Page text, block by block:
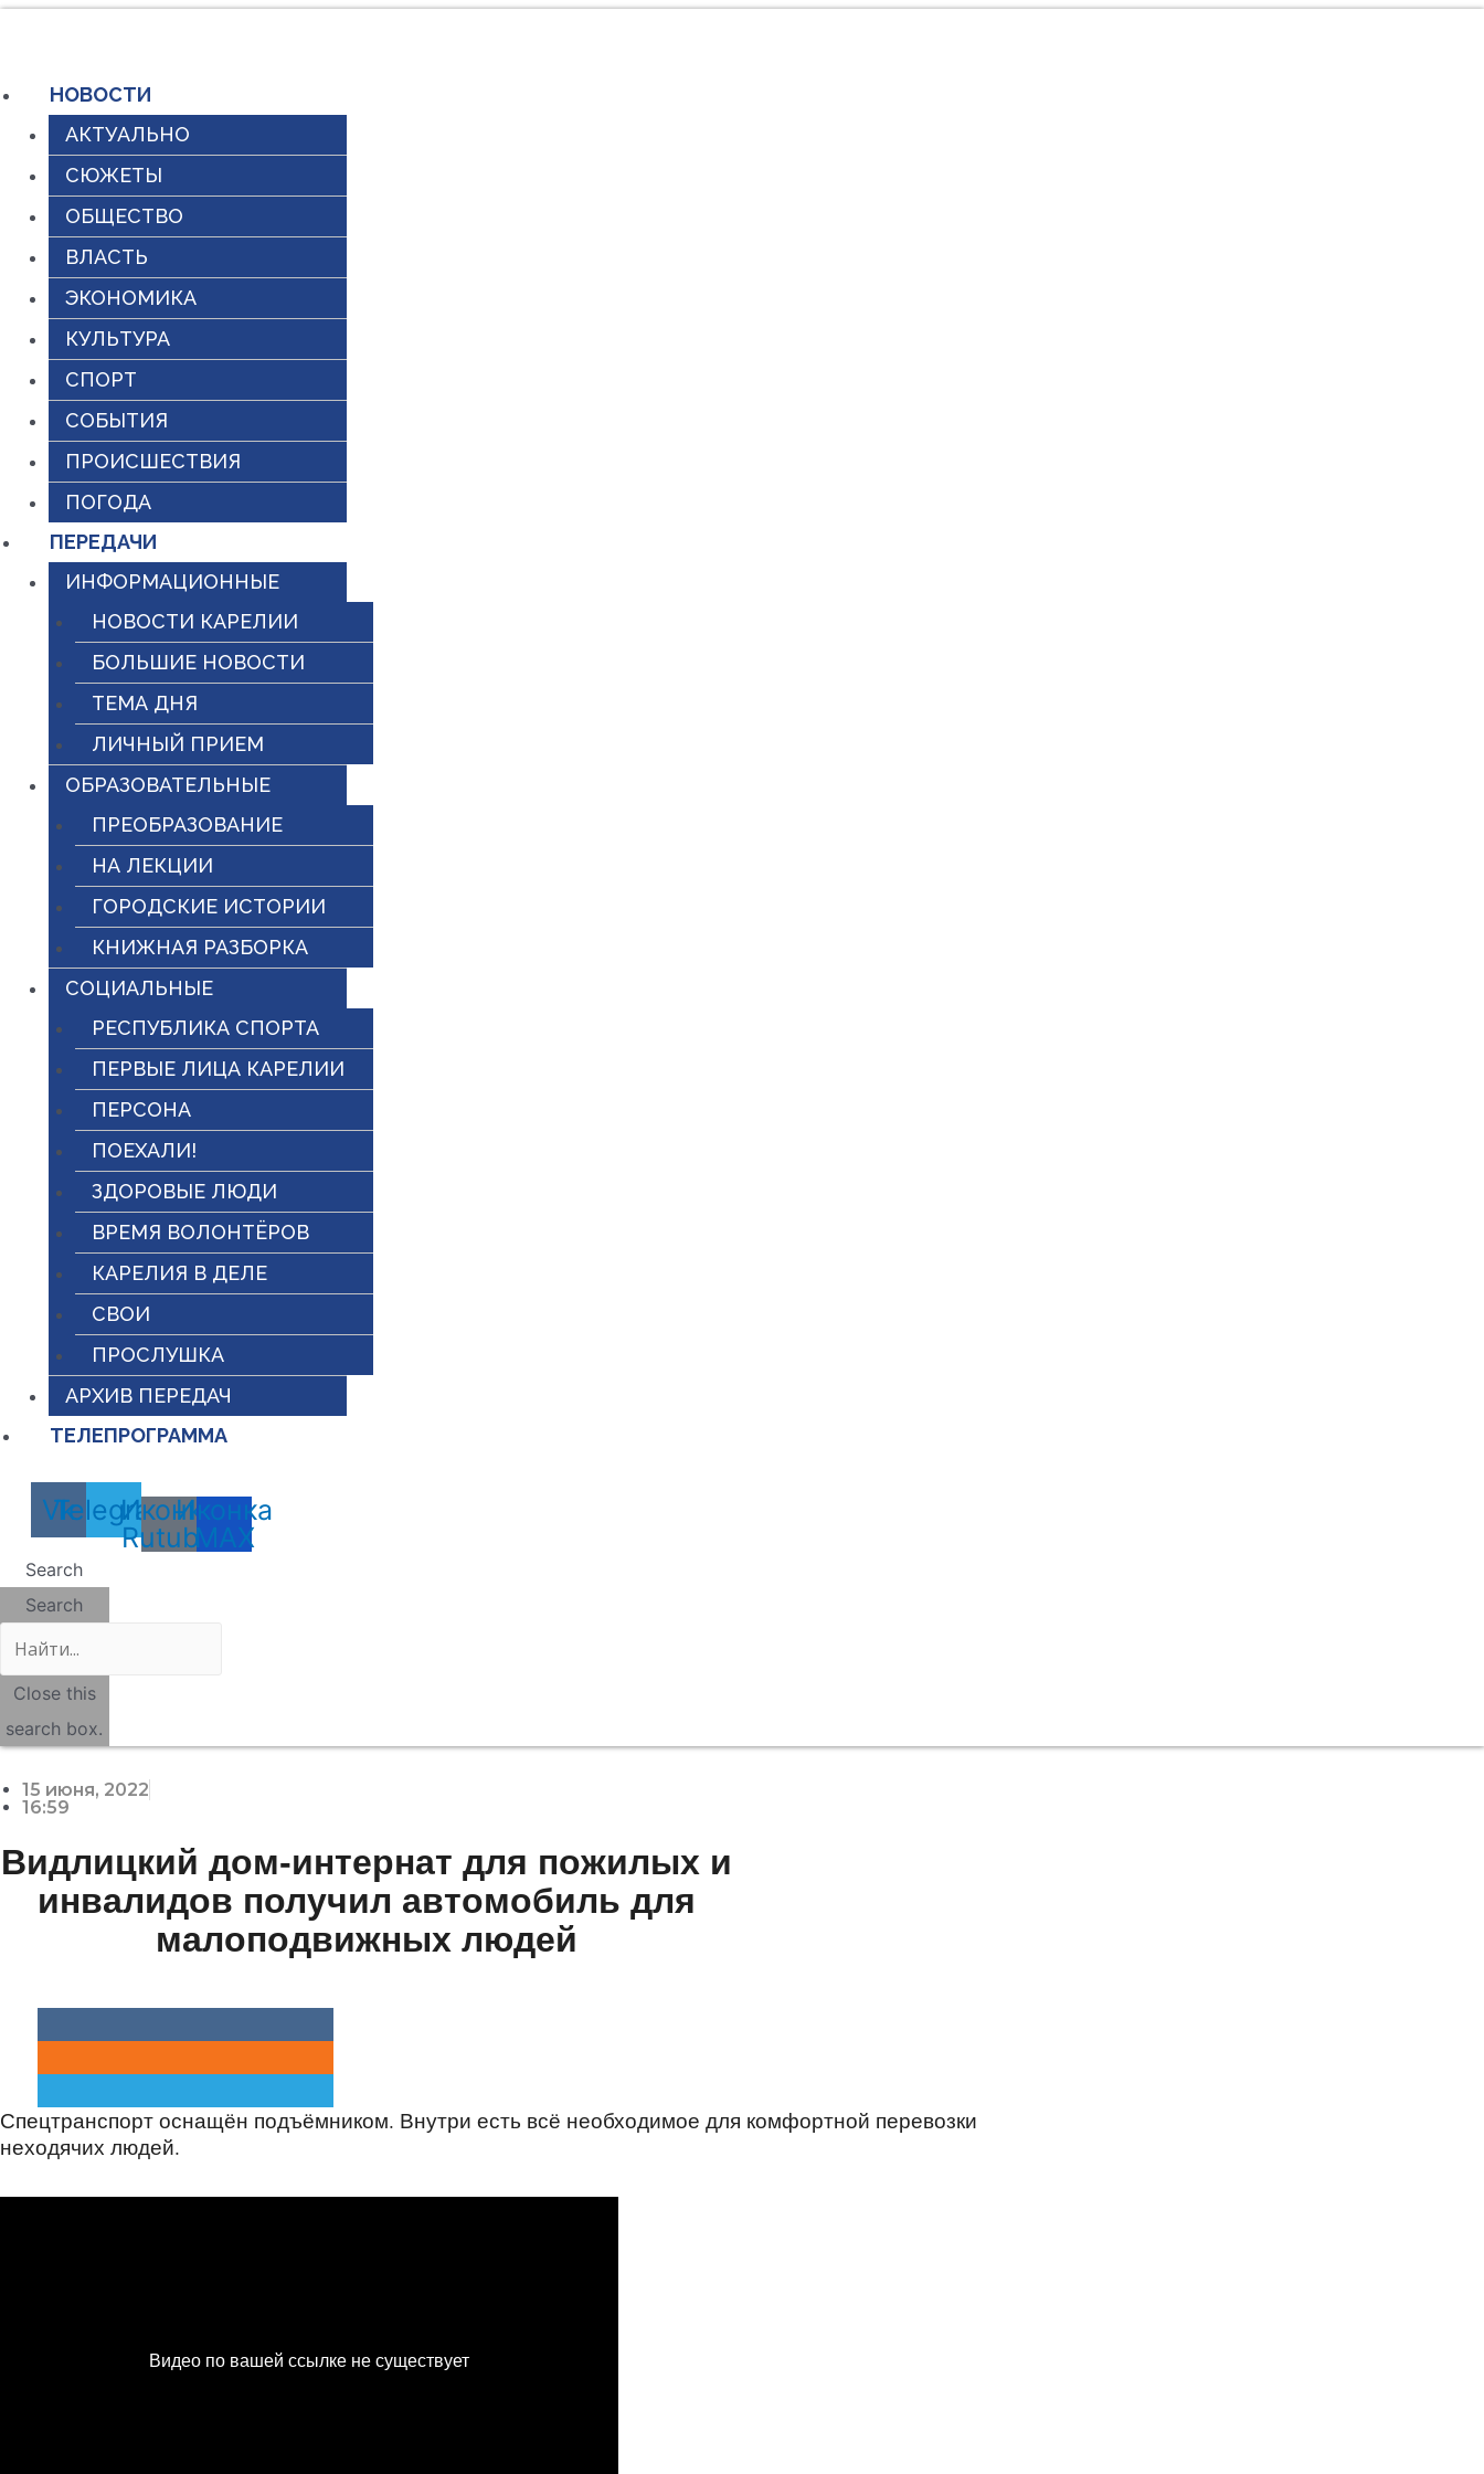
содержимому
НОВОСТИ
АКТУАЛЬНО
СЮЖЕТЫ
ОБЩЕСТВО
ВЛАСТЬ
ЭКОНОМИКА
КУЛЬТУРА
СПОРТ
СОБЫТИЯ
ПРОИСШЕСТВИЯ
ПОГОДА
ПЕРЕДАЧИ
ИНФОРМАЦИОННЫЕ
НОВОСТИ КАРЕЛИИ
БОЛЬШИЕ НОВОСТИ
ТЕМА ДНЯ
ЛИЧНЫЙ ПРИЕМ
ОБРАЗОВАТЕЛЬНЫЕ
ПРЕОБРАЗОВАНИЕ
НА ЛЕКЦИИ
ГОРОДСКИЕ ИСТОРИИ
КНИЖНАЯ РАЗБОРКА
СОЦИАЛЬНЫЕ
РЕСПУБЛИКА СПОРТА
ПЕРВЫЕ ЛИЦА КАРЕЛИИ
ПЕРСОНА
ПОЕХАЛИ!
ЗДОРОВЫЕ ЛЮДИ
ВРЕМЯ ВОЛОНТЁРОВ
КАРЕЛИЯ В ДЕЛЕ
СВОИ
ПРОСЛУШКА
АРХИВ ПЕРЕДАЧ
ТЕЛЕПРОГРАММА
Vk
Telegram
Иконка
Rutube
Иконка
MAX
Search
Search
Close this
search box.
15 июня, 2022
16:59
Видлицкий дом-интернат для пожилых и
инвалидов получил автомобиль для
малоподвижных людей
Спецтранспорт оснащён подъёмником. Внутри есть всё необходимое для комфортной перевозки
неходячих людей.